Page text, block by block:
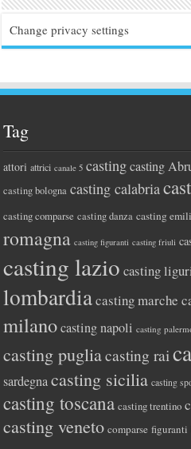
Change privacy settings
Tag
attori attrici canale 5 casting casting
casting bologna casting calabria
casting comparse casting danza casting
romagna casting figuranti casting friuli
casting lazio casting
lombardiacasting marche
milano casting napoli casting
casting pugliacasting rai
sardegna casting sicilia casting
casting toscana casting trentino
casting veneto comparse figuranti